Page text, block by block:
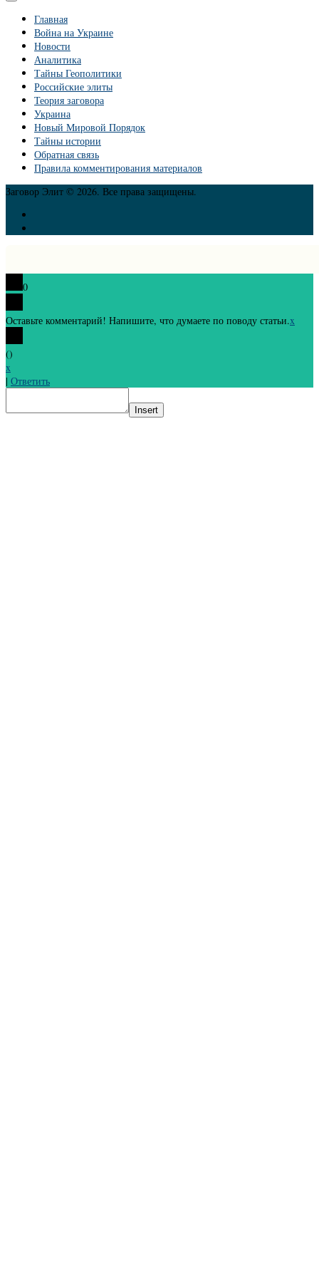
Главная
Война на Украине
Новости
Аналитика
Тайны Геополитики
Российские элиты
Теория заговора
Украина
Новый Мировой Порядок
Тайны истории
Обратная связь
Правила комментирования материалов
Заговор Элит © 2026. Все права защищены.
0
Оставьте комментарий! Напишите, что думаете по поводу статьи.x
()
x
| Ответить
Insert